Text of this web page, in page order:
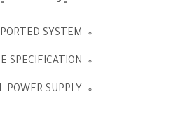
SYSTEM
SPECIFICATION
POWER SUPPLY